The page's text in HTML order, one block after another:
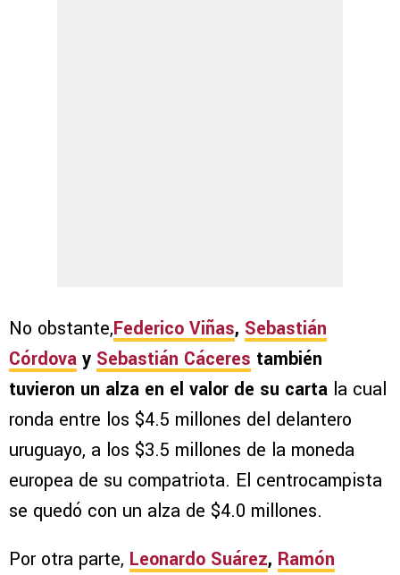
No obstante,Federico Viñas, Sebastián
Córdova y Sebastián Cáceres también
tuvieron un alza en el valor de su carta la cual
ronda entre los $4.5 millones del delantero
uruguayo, a los $3.5 millones de la moneda
europea de su compatriota. El centrocampista
se quedó con un alza de $4.0 millones.
Por otra parte, Leonardo Suárez, Ramón